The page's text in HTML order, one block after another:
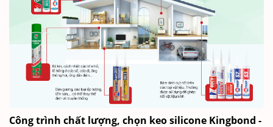
Công trình chất lượng, chọn keo silicone Kingbond -